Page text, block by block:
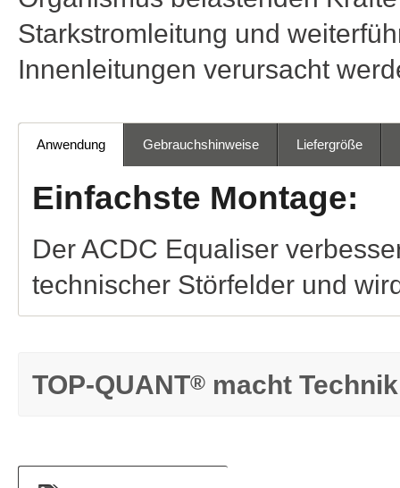
Starkstromleitung und
Innenleitungen verursacht
Anwendung Gebrauchshinweise Liefergröße
Einfachste Montage:
Der ACDC Equaliser
technischer Störfelder und
TOP-QUANT® macht